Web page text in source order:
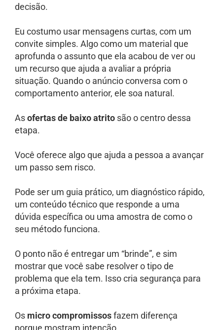
decisão.
Eu costumo usar mensagens curtas, com um
convite simples. Algo como um material que
aprofunda o assunto que ela acabou de ver ou
um recurso que ajuda a avaliar a própria
situação. Quando o anúncio conversa com o
comportamento anterior, ele soa natural.
Asofertas de baixo atritosão o centro dessa
etapa.
Você oferece algo que ajuda a pessoa a avançar
um passo sem risco.
Pode ser um guia prático, um diagnóstico rápido,
um conteúdo técnico que responde a uma
dúvida específica ou uma amostra de como o
seu método funciona.
O ponto não é entregar um “brinde”, e sim
mostrar que você sabe resolver o tipo de
problema que ela tem. Isso cria segurança para
a próxima etapa.
Os micro compromissosfazem diferença
porque mostram intenção.